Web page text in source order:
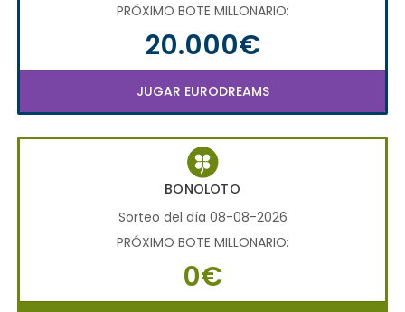
PRÓXIMO BOTE MILLONARIO:
20.000€
JUGAR EURODREAMS
BONOLOTO
Sorteo del día 08-08-2026
PRÓXIMO BOTE MILLONARIO:
0€